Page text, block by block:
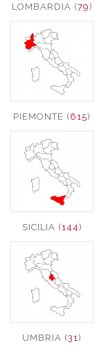
LOMBARDIA (79)
PIEMONTE (615)
SICILIA (144)
UMBRIA (31 )